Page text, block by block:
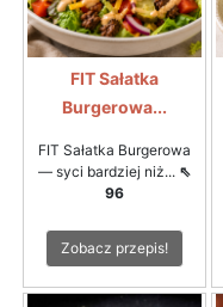
FIT Sałatka
Burgerowa...
FIT Sałatka Burgerowa
— syci bardziej niż... ⇖
96
Zobacz przepis!